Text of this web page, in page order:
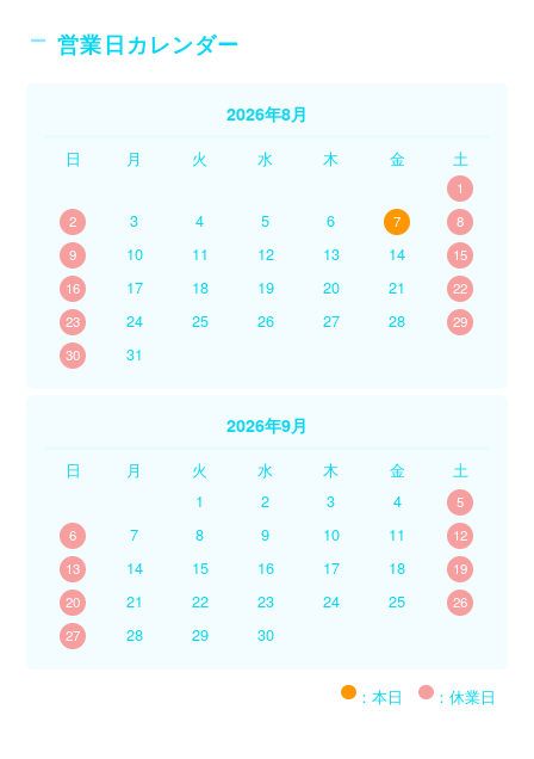
営業日カレンダー
2026年8月
日 月 火 水 木 金 土
1
2
3 4 5 6 7
8
9
10 11 12 13 14
15
16
17 18 19 20 21
22
23
24 25 26 27 28
29
30
31
2026年9月
日 月 火 水 木 金
土
1
2 3 4
5
6
7 8 9 10 11
12
13
14 15 16 17 18
19
20
21 22 23 24 25
26
27
28 29 30
：本日 ：休業日